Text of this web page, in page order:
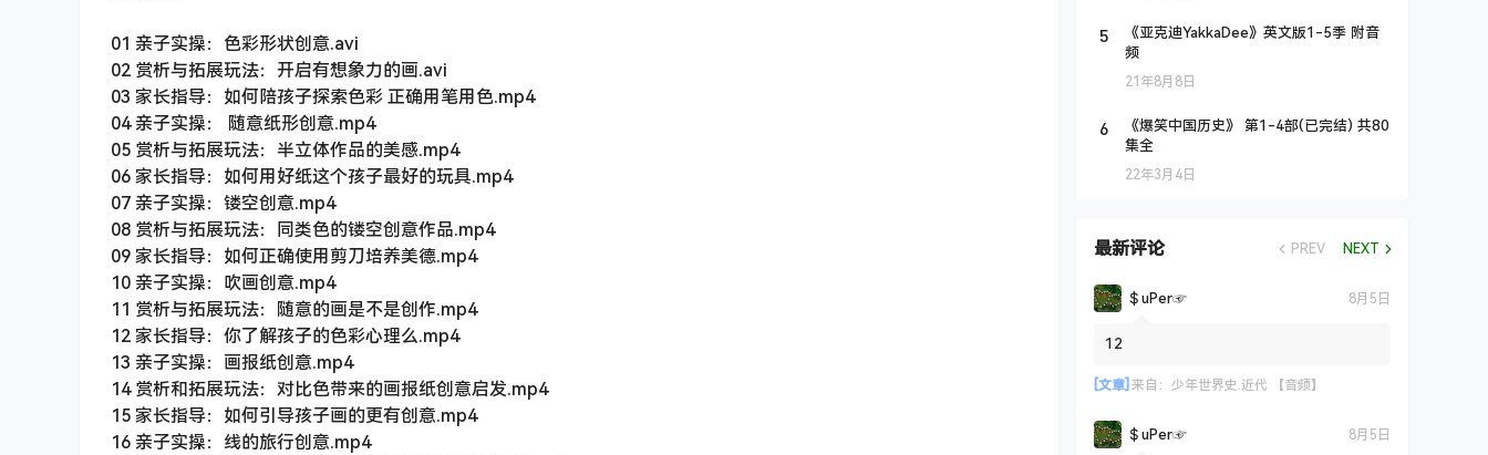
01 亲子实操：色彩形状创意.avi
02 赏析与拓展玩法：开启有想象力的画.avi
03 家长指导：如何陪孩子探索色彩 正确用笔用色.mp4
04 亲子实操： 随意纸形创意.mp4
05 赏析与拓展玩法：半立体作品的美感.mp4
06 家长指导：如何用好纸这个孩子最好的玩具.mp4
07 亲子实操：镂空创意.mp4
08 赏析与拓展玩法：同类色的镂空创意作品.mp4
09 家长指导：如何正确使用剪刀培养美德.mp4
10 亲子实操：吹画创意.mp4
11 赏析与拓展玩法：随意的画是不是创作.mp4
12 家长指导：你了解孩子的色彩心理么.mp4
13 亲子实操：画报纸创意.mp4
14 赏析和拓展玩法：对比色带来的画报纸创意启发.mp4
15 家长指导：如何引导孩子画的更有创意.mp4
16 亲子实操：线的旅行创意.mp4
5
《亚克迪YakkaDee》英文版1-5季 附音
频
21年8月8日
6
《爆笑中国历史》 第1-4部(已完结) 共80
集全
22年3月4日
最新评论 PREV NEXT
＄uΡer☞ 8月5日
12
[文章] 来自： 少年世界史.近代 【音频】
＄uΡer☞ 8月5日